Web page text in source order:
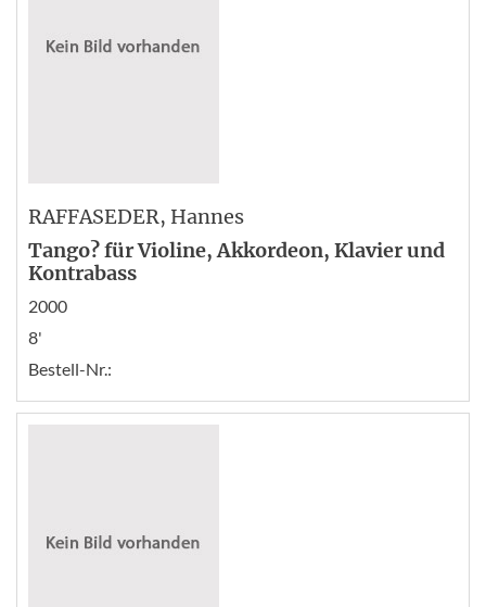
RAFFASEDER, Hannes
Tango? für Violine, Akkordeon, Klavier und
Kontrabass
2000
8'
Bestell-Nr.: